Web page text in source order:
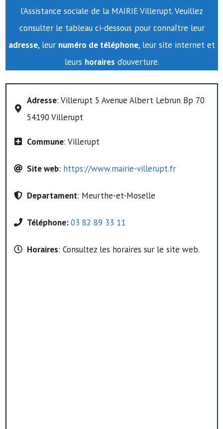
l’Assistance sociale de la MAIRIE Villerupt. Veuillez
consulter le tableau ci-dessous pour connaître leur
adresse, leur numéro de téléphone, leur site internet et
leurs horaires d’ouverture.
Adresse: Villerupt 5 Avenue Albert Lebrun Bp 70
54190 Villerupt
Commune: Villerupt
Site web: https://www.mairie-villerupt.fr
Departament: Meurthe-et-Moselle
Téléphone:03 82 89 33 11
Horaires: Consultez les horaires sur le site web.